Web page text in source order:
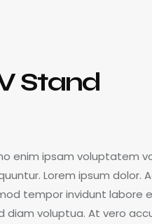
Stand
enim ipsam voluptatem
Lorem ipsum dolor.
tempor invidunt labore
diam voluptua. At vero